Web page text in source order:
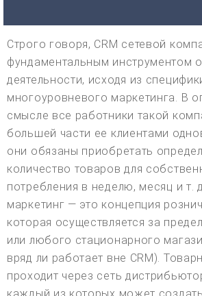
Строго говоря, CRM сетевой
фундаментальным инструментом
деятельности, исходя из
многоуровневого маркетинга. В
смысле все работники такой
большей части ее клиентами
они обязаны приобретать
количество товаров для
потребления в неделю, месяц и т.
маркетинг — это концепция
которая осуществляется за
или любого стационарного
вряд ли работает вне CRM).
проходит через сеть